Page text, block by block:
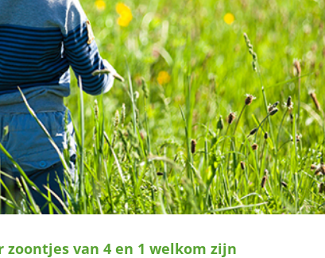
zoontjes van 4 en 1 welkom zijn